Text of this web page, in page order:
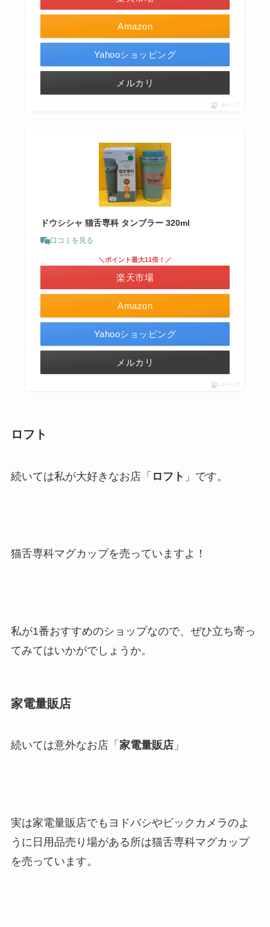
Amazon
Yahooショッピング
メルカリ
ポチップ
ドウシシャ 猫舌専科 タンブラー 320ml
口コミを見る
Amazon
＼ポイント最大11倍！／
楽天市場
Yahooショッピング
メルカリ
ポチップ
ロフト
続いては私が大好きなお店「 ロフト 」です。
猫舌専科マグカップを売っていますよ！
私が1番おすすめのショップなので、ぜひ立ち寄っ
てみてはいかがでしょうか。
家電量販店
続いては意外なお店「 家電量販店」
実は家電量販店でもヨドバシやビックカメラのよ
うに日用品売り場がある所は猫舌専科マグカップ
を売っています。